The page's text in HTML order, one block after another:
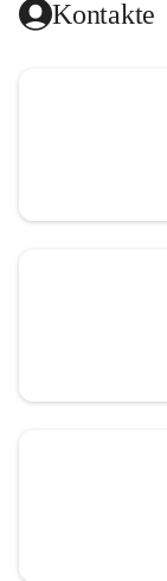
Kontakte